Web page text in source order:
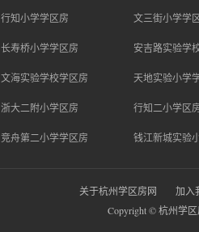
行知小学学区房 文三街小学学
长寿桥小学学区房 安吉路实验学
文海实验学校学区房 天地实验小学
浙大二附小学区房 行知二小学区
竞舟第二小学学区房 钱江新城实验
关于杭州学区房网
加入
Copyright © 杭州学